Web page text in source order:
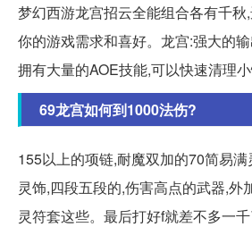
梦幻西游龙宫招云全能组合各有千
你的游戏需求和喜好。龙宫:强大的
拥有大量的AOE技能,可以快速清理小
69龙宫如何到1000法伤?
155以上的项链,耐魔双加的70简易
灵饰,四段五段的,伤害高点的武器,外
灵符套这些。最后打好f就差不多一